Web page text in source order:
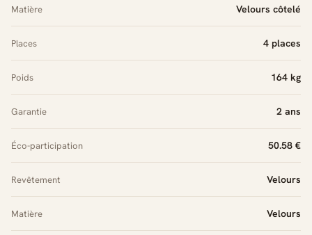
Matière Velours côtelé
Places 4 places
Poids 164 kg
Garantie 2 ans
Éco-participation 50.58 €
Revêtement Velours
Matière Velours